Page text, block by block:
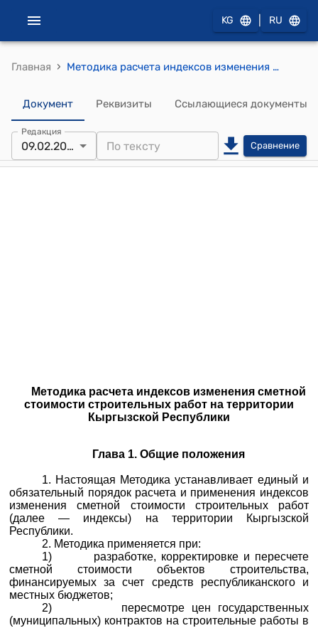
KG RU
Главная › Методика расчета индексов изменения сметной стоимости строительных работ на территории Кыргызской Республики (к приказу Министерства строительства, архитектуры и жилищно-коммунального хозяйства Кыргызской Республики от «9»февраля 2026 года № 110-нпа)
Документ Реквизиты Ссылающиеся документы
Редакция
09.02.2026 Сравнение